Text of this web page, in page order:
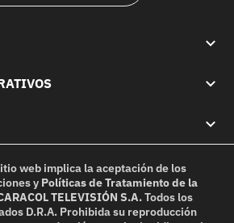
web implica la aceptación de los
y Políticas de Tratamiento de la
TELEVISIÓN S.A.Todos los
D.R.A. Prohibida su reproducción